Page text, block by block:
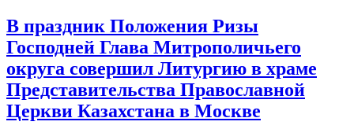
В праздник Положения Ризы
Господней Глава Митрополичьего
округа совершил Литургию в храме
Представительства Православной
Церкви Казахстана в Москве